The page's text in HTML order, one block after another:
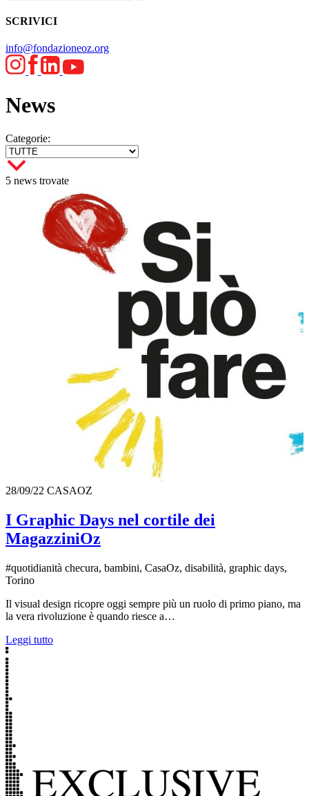
SCRIVICI
info@fondazioneoz.org
News
Categorie:
5 news trovate
28/09/22 CASAOZ
I Graphic Days nel cortile dei
MagazziniOz
#quotidianità checura, bambini, CasaOz, disabilità, graphic days,
Torino
Il visual design ricopre oggi sempre più un ruolo di primo piano, ma
la vera rivoluzione è quando riesce a…
Leggi tutto